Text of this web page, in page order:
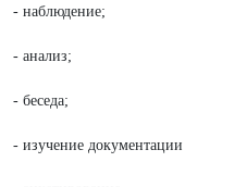
- наблюдение;
- анализ;
- беседа;
- изучение документации